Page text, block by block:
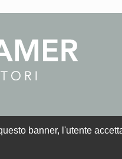
banner, l'utente